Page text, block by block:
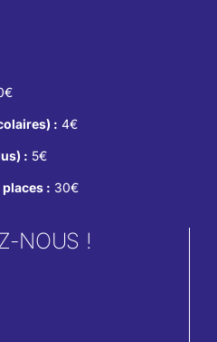
: 4€
: 5€
: 30€
NOUS !